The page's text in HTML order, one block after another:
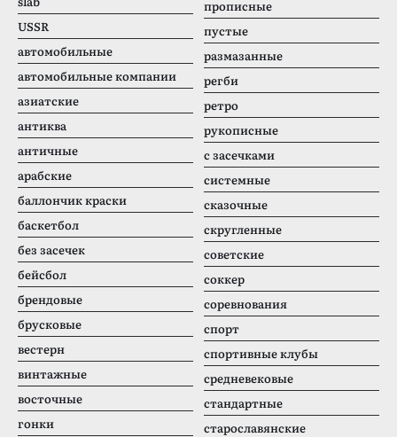
USSR
автомобильные
автомобильные компании
азиатские
антиква
античные
арабские
баллончик краски
баскетбол
без засечек
бейсбол
брендовые
брусковые
вестерн
винтажные
восточные
гонки
прописные
пустые
размазанные
регби
ретро
рукописные
с засечками
системные
сказочные
скругленные
советские
соккер
соревнования
спорт
спортивные клубы
средневековые
стандартные
старославянские